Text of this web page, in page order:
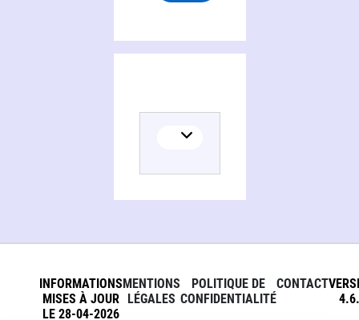
INFORMATIONS
MISES À JOUR
LE 28-04-2026
MENTIONS
LÉGALES
POLITIQUE DE
CONFIDENTIALITÉ
CONTACT